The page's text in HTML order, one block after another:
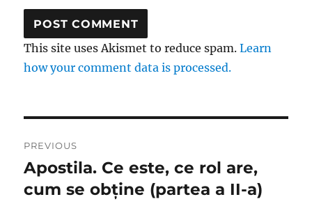
This site uses Akismet to reduce spam.Learn
how your comment data is processed.
navigation
PREVIOUS
Previous
post:
Apostila. Ce este, ce rol are,
cum se obține (partea a II-a)